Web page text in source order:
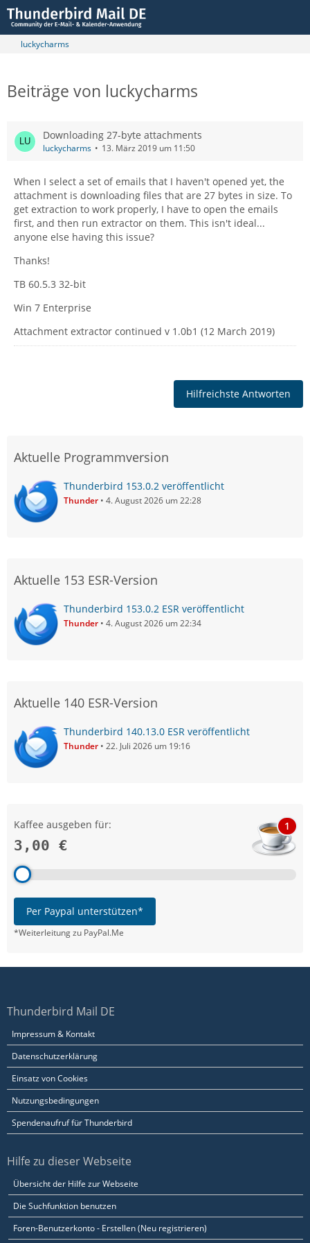
luckycharms
Beiträge von luckycharms
Downloading 27-byte attachments
luckycharms 13. März 2019 um 11:50
When I select a set of emails that I haven't opened yet, the
attachment is downloading files that are 27 bytes in size. To
get extraction to work properly, I have to open the emails
first, and then run extractor on them. This isn't ideal...
anyone else having this issue?
Thanks!
TB 60.5.3 32-bit
Win 7 Enterprise
Attachment extractor continued v 1.0b1 (12 March 2019)
Hilfreichste Antworten
Aktuelle Programmversion
Thunderbird 153.0.2 veröffentlicht
Thunder 4. August 2026 um 22:28
Aktuelle 153 ESR-Version
Thunderbird 153.0.2 ESR veröffentlicht
Thunder 4. August 2026 um 22:34
Aktuelle 140 ESR-Version
Thunderbird 140.13.0 ESR veröffentlicht
Thunder 22. Juli 2026 um 19:16
Kaffee ausgeben für:
3,00 €
1
Per Paypal unterstützen*
*Weiterleitung zu PayPal.Me
Thunderbird Mail DE
Impressum & Kontakt
Datenschutzerklärung
Einsatz von Cookies
Nutzungsbedingungen
Spendenaufruf für Thunderbird
Hilfe zu dieser Webseite
Übersicht der Hilfe zur Webseite
Die Suchfunktion benutzen
Foren-Benutzerkonto - Erstellen (Neu registrieren)